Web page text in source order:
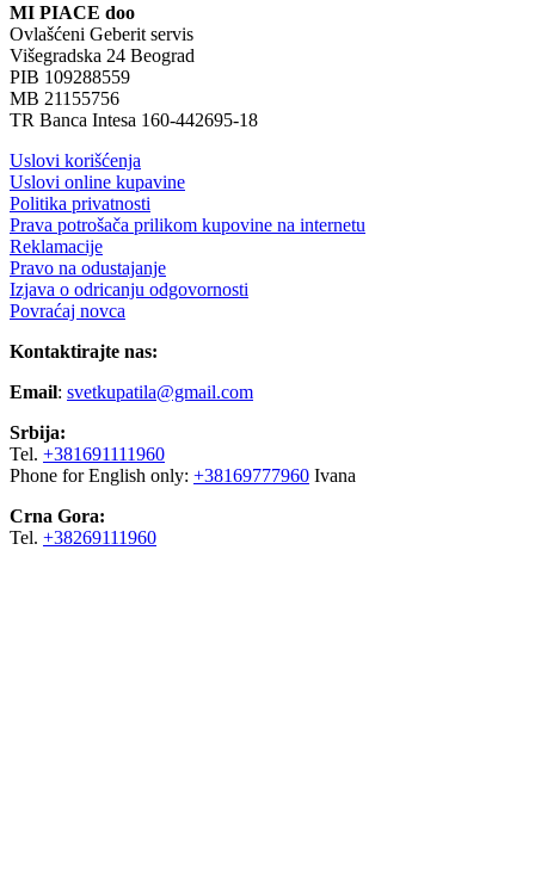
MI PIACE doo
Ovlašćeni Geberit servis
Višegradska 24 Beograd
PIB 109288559
MB 21155756
TR Banca Intesa 160-442695-18
Uslovi korišćenja
Uslovi online kupavine
Politika privatnosti
Prava potrošača prilikom kupovine na internetu
Reklamacije
Pravo na odustajanje
Izjava o odricanju odgovornosti
Povraćaj novca
Kontaktirajte nas:
Email: svetkupatila@gmail.com
Srbija:
Tel. +381691111960
Phone for English only: +38169777960 Ivana
Crna Gora:
Tel. +38269111960